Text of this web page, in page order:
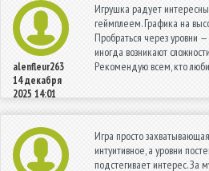
alenfleur263
14 декабря
2025 14:01
Игрушка радует
геймплеем. Графика на
Пробраться через уровни
иногда возникают
Рекомендую всем, кто
Игра просто
интуитивное, а уровни
подстегивает интерес. За